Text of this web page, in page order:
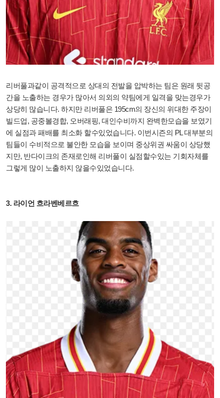
리버풀과같이 공격적으로 상대의 전발을 압박하는 팀은 원래 뒷공
간을 노출하는 경우가 많아서 의외의 약팀에게 일격을 맞는경우가
상당히 많습니다. 하지만 리버풀은 195cm의 장신의 위대한 주장이
빌드업, 공중볼경합, 오버래핑, 대인수비까지 완벽한모습을 보였기
에 실점과 패배를 최소화 할수있었습니다. 이번시즌의 PL 대부분의
팀들이 수비적으로 불안한 모습을 보이며 중상위권 싸움이 상당했
지만, 반다이크의 존재로인해 리버풀이 실점할수있는 기회자체를
그렇게 많이 노출하지 않을수있었습니다.
3. 라이언 흐라벤베르흐